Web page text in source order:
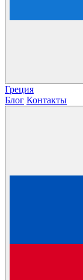
Греция
Блог Контакты